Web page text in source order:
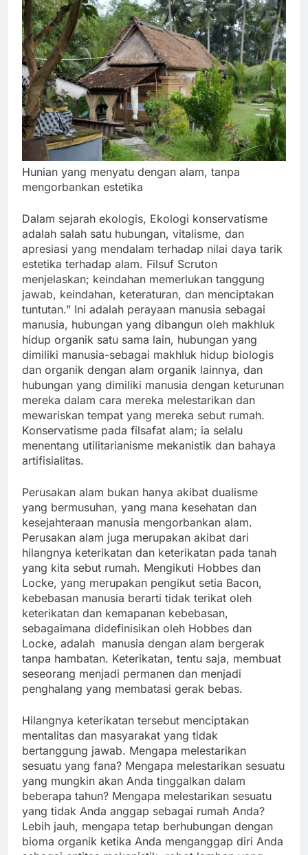
Hunian yang menyatu dengan alam, tanpa
mengorbankan estetika
Dalam sejarah ekologis, Ekologi konservatisme
adalah salah satu hubungan, vitalisme, dan
apresiasi yang mendalam terhadap nilai daya tarik
estetika terhadap alam. Filsuf Scruton
menjelaskan; keindahan memerlukan tanggung
jawab, keindahan, keteraturan, dan menciptakan
tuntutan.” Ini adalah perayaan manusia sebagai
manusia, hubungan yang dibangun oleh makhluk
hidup organik satu sama lain, hubungan yang
dimiliki manusia-sebagai makhluk hidup biologis
dan organik dengan alam organik lainnya, dan
hubungan yang dimiliki manusia dengan keturunan
mereka dalam cara mereka melestarikan dan
mewariskan tempat yang mereka sebut rumah.
Konservatisme pada filsafat alam; ia selalu
menentang utilitarianisme mekanistik dan bahaya
artifisialitas.
Perusakan alam bukan hanya akibat dualisme
yang bermusuhan, yang mana kesehatan dan
kesejahteraan manusia mengorbankan alam.
Perusakan alam juga merupakan akibat dari
hilangnya keterikatan dan keterikatan pada tanah
yang kita sebut rumah. Mengikuti Hobbes dan
Locke, yang merupakan pengikut setia Bacon,
kebebasan manusia berarti tidak terikat oleh
keterikatan dan kemapanan kebebasan,
sebagaimana didefinisikan oleh Hobbes dan
Locke, adalah manusia dengan alam bergerak
tanpa hambatan. Keterikatan, tentu saja, membuat
seseorang menjadi permanen dan menjadi
penghalang yang membatasi gerak bebas.
Hilangnya keterikatan tersebut menciptakan
mentalitas dan masyarakat yang tidak
bertanggung jawab. Mengapa melestarikan
sesuatu yang fana? Mengapa melestarikan sesuatu
yang mungkin akan Anda tinggalkan dalam
beberapa tahun? Mengapa melestarikan sesuatu
yang tidak Anda anggap sebagai rumah Anda?
Lebih jauh, mengapa tetap berhubungan dengan
bioma organik ketika Anda menganggap diri Anda